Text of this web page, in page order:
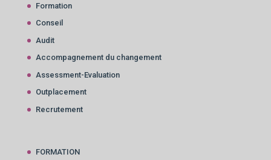
Formation
Conseil
Audit
Accompagnement du changement
Assessment-Evaluation
Outplacement
Recrutement
FORMATION